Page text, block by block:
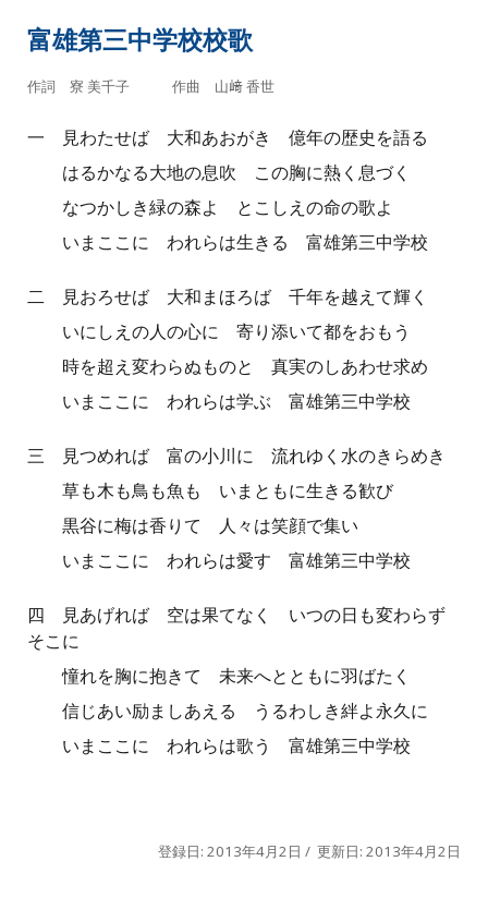
富雄第三中学校校歌
作詞 寮 美千子 作曲 山﨑 香世
一
見わたせば 大和あおがき 億年の歴史を語る
はるかなる大地の息吹 この胸に熱く息づく
なつかしき緑の森よ とこしえの命の歌よ
いまここに われらは生きる 富雄第三中学校
二
見おろせば 大和まほろば 千年を越えて輝く
いにしえの人の心に 寄り添いて都をおもう
時を超え変わらぬものと 真実のしあわせ求め
いまここに われらは学ぶ 富雄第三中学校
三
見つめれば 富の小川に 流れゆく水のきらめき
草も木も鳥も魚も いまともに生きる歓び
黒谷に梅は香りて 人々は笑顔で集い
いまここに われらは愛す 富雄第三中学校
四
見あげれば 空は果てなく いつの日も変わらず
そこに
憧れを胸に抱きて 未来へとともに羽ばたく
信じあい励ましあえる うるわしき絆よ永久に
いまここに われらは歌う 富雄第三中学校
登録日: 2013年4月2日 / 更新日: 2013年4月2日